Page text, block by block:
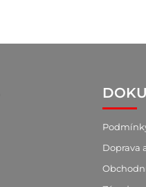
Doprava